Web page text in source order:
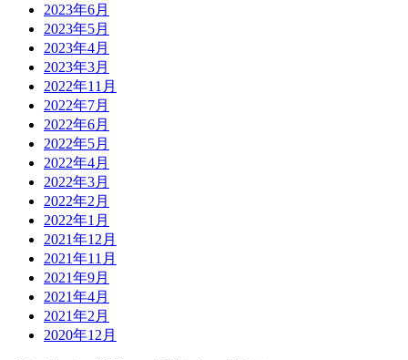
2023年6月
2023年5月
2023年4月
2023年3月
2022年11月
2022年7月
2022年6月
2022年5月
2022年4月
2022年3月
2022年2月
2022年1月
2021年12月
2021年11月
2021年9月
2021年4月
2021年2月
2020年12月